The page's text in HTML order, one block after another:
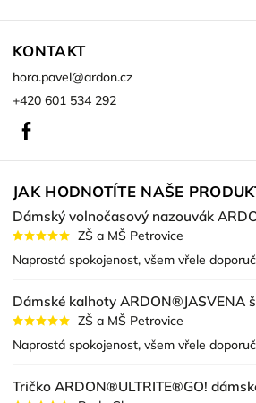
KONTAKT
hora.pavel@ardon.cz
+420 601 534 292
JAK HODNOTÍTE NAŠE
Dámský volnočasový nazouvák
ZŠ a MŠ Petrovice
Naprostá spokojenost, všem vřele
Dámské kalhoty ARDON®JASVENA
ZŠ a MŠ Petrovice
Naprostá spokojenost, všem vřele
Tričko ARDON®ULTRITE®GO!